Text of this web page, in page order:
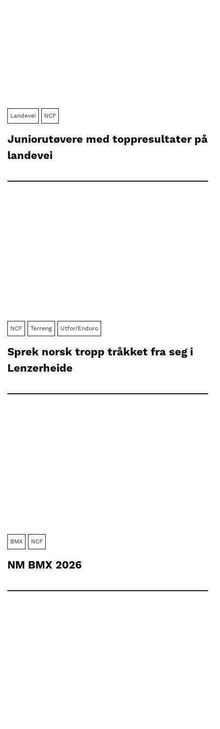
Landevei NCF
Juniorutøvere med toppresultater på
landevei
NCF Terreng Utfor/Enduro
Sprek norsk tropp tråkket fra seg i
Lenzerheide
BMX NCF
NM BMX 2026